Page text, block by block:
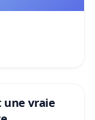
une vraie